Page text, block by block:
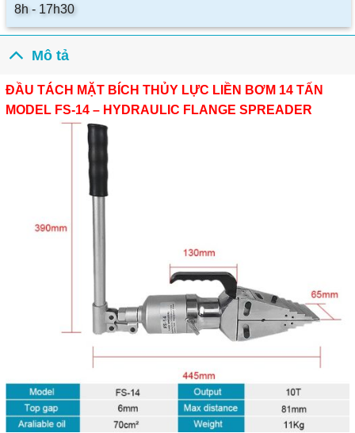
8h - 17h30
Mô tả
ĐẦU TÁCH MẶT BÍCH THỦY LỰC LIỀN BƠM 14 TẤN
MODEL FS-14 – HYDRAULIC FLANGE SPREADER